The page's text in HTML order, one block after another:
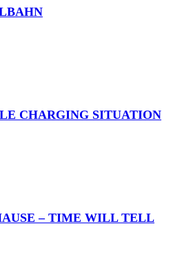
CHARGING SITUATION
– TIME WILL TELL